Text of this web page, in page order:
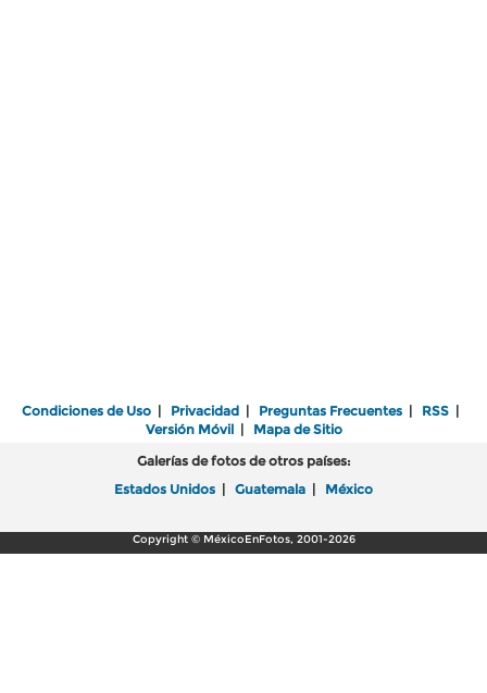
Condiciones de Uso | Privacidad | Preguntas Frecuentes | RSS |
Versión Móvil| Mapa de Sitio
Galerías de fotos de otros países:
Estados Unidos | Guatemala | México
Copyright © MéxicoEnFotos, 2001-2026